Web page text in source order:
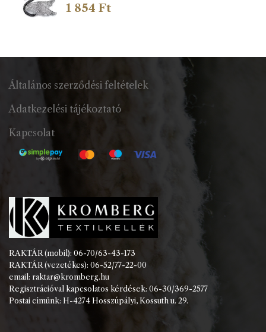
1 854 Ft
Általános szerződési feltételek
Adatkezelési tájékoztató
Kapcsolat
RAKTÁR (mobil): 06-70/63-43-173
RAKTÁR (vezetékes): 06-52/77-22-00
email: raktar@kromberg.hu
Regisztrációval kapcsolatos kérdések: 06-30/369-2577
Postai címünk: H-4274 Hosszúpályi, Kossuth u. 29.